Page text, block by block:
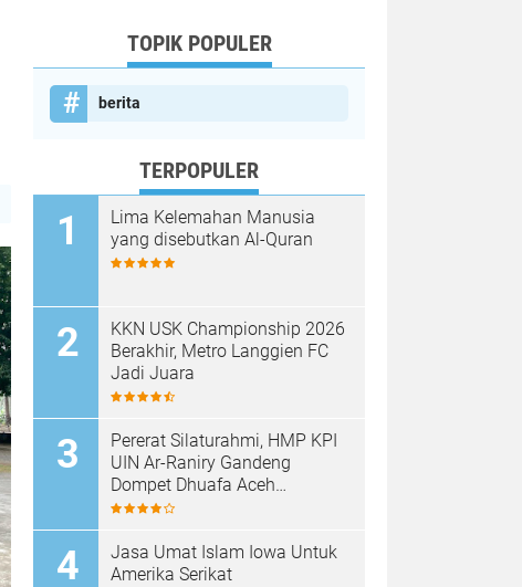
TOPIK POPULER
berita
TERPOPULER
Lima Kelemahan Manusia
yang disebutkan Al-Quran
KKN USK Championship 2026
Berakhir, Metro Langgien FC
Jadi Juara
Pererat Silaturahmi, HMP KPI
UIN Ar-Raniry Gandeng
Dompet Dhuafa Aceh
Sukseskan Communication
Jasa Umat Islam Iowa Untuk
Amerika Serikat